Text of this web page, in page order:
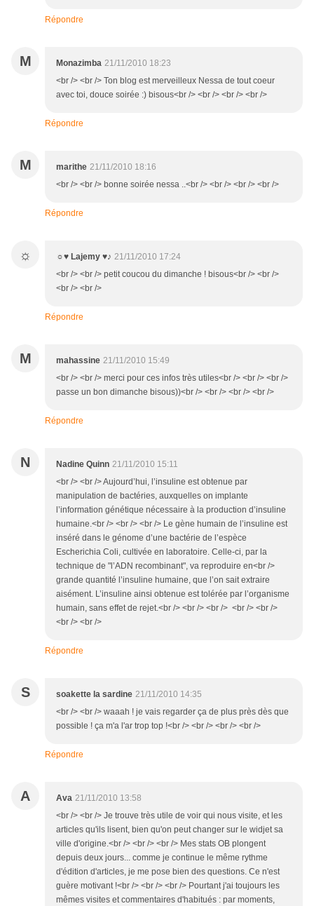
Répondre
M Monazimba 21/11/2010 18:23
<br /> <br /> Ton blog est merveilleux Nessa de tout coeur
avec toi, douce soirée :) bisous<br /> <br /> <br /> <br />
Répondre
M marithe 21/11/2010 18:16
<br /> <br /> bonne soirée nessa ..<br /> <br /> <br /> <br />
Répondre
☼ ☼♥ Lajemy ♥♪ 21/11/2010 17:24
<br /> <br /> petit coucou du dimanche ! bisous<br /> <br />
<br /> <br />
Répondre
M mahassine 21/11/2010 15:49
<br /> <br /> merci pour ces infos très utiles<br /> <br /> <br />
passe un bon dimanche bisous))<br /> <br /> <br /> <br />
Répondre
N Nadine Quinn 21/11/2010 15:11
<br /> <br /> Aujourd’hui, l’insuline est obtenue par
manipulation de bactéries, auxquelles on implante
l’information génétique nécessaire à la production d’insuline
humaine.<br /> <br /> <br /> Le gène humain de l’insuline est
inséré dans le génome d’une bactérie de l’espèce
Escherichia Coli, cultivée en laboratoire. Celle-ci, par la
technique de "l’ADN recombinant", va reproduire en<br />
grande quantité l’insuline humaine, que l’on sait extraire
aisément. L’insuline ainsi obtenue est tolérée par l’organisme
humain, sans effet de rejet.<br /> <br /> <br /> <br /> <br />
<br /> <br />
Répondre
S soakette la sardine 21/11/2010 14:35
<br /> <br /> waaah ! je vais regarder ça de plus près dès que
possible ! ça m'a l'ar trop top !<br /> <br /> <br /> <br />
Répondre
A Ava 21/11/2010 13:58
<br /> <br /> Je trouve très utile de voir qui nous visite, et les
articles qu'ils lisent, bien qu'on peut changer sur le widjet sa
ville d'origine.<br /> <br /> <br /> Mes stats OB plongent
depuis deux jours... comme je continue le même rythme
d'édition d'articles, je me pose bien des questions. Ce n'est
guère motivant !<br /> <br /> <br /> Pourtant j'ai toujours les
mêmes visites et commentaires d'habitués : par moments,